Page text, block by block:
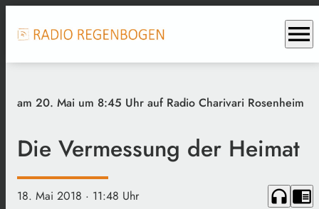
menu
am 20. Mai um 8:45 Uhr auf Radio Charivari Rosenheim
Die Vermessung der Heimat
18. Mai 2018 · 11:48 Uhr headphones chrome_reader_mode